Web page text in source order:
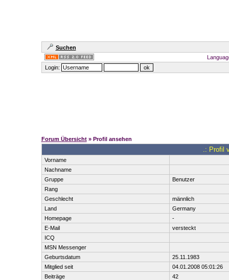
Suchen
Login:
Forum Übersicht» Profil ansehen
.: Profil
Vorname
Nachname
Gruppe
Benutzer
Rang
Geschlecht
männlich
Land
Germany
Homepage
-
E-Mail
versteckt
ICQ
MSN Messenger
Geburtsdatum
25.11.1983
Mitglied seit
04.01.2008 05:01:26
Beiträge
42